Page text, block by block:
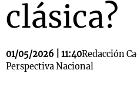
clásica?
01/05/2026 | 11:40Redacción
Perspectiva Nacional